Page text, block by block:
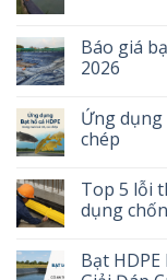
Báo giá
2026
Ứng dụng
chép
Top 5 lỗi
dụng
Bạt HDPE